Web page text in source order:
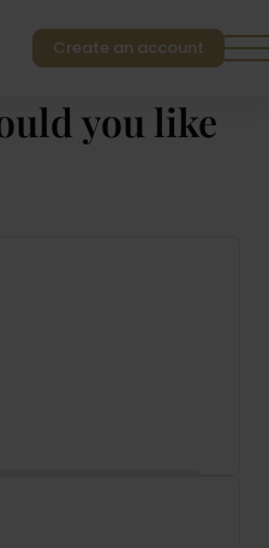
Create an account
you like